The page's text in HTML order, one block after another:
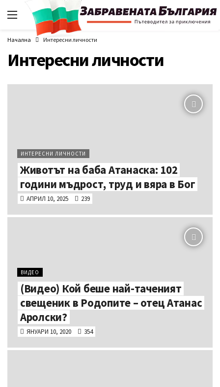
Начална Интересни личности
Интересни личности
ИНТЕРЕСНИ ЛИЧНОСТИ
Животът на баба Атанаска: 102
години мъдрост, труд и вяра в Бог
АПРИЛ 10, 2025 239
ВИДЕО
(Видео) Кой беше най-таченият
свещеник в Родопите – отец Атанас
Аролски?
ЯНУАРИ 10, 2020 354